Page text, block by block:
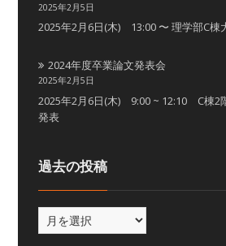
2025年2月5日
2025年2月6日(木) 13:00 〜 理学部C棟
2024年度卒業論文発表会
2025年2月5日
2025年2月6日(木) 9:00 ~ 12:10 C棟2
発表
過去の投稿